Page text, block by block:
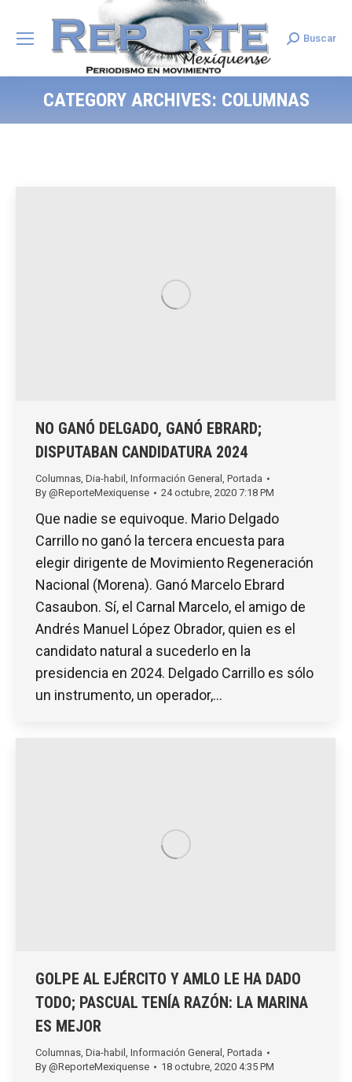
Search:
Buscar
CATEGORY ARCHIVES: COLUMNAS
NO GANÓ DELGADO, GANÓ EBRARD;
DISPUTABAN CANDIDATURA 2024
Columnas Dia-habil Información General Portada
By @ReporteMexiquense 24 octubre, 2020 7:18 PM
Que nadie se equivoque. Mario Delgado
Carrillo no ganó la tercera encuesta para
elegir dirigente de Movimiento Regeneración
Nacional (Morena). Ganó Marcelo Ebrard
Casaubon. Sí, el Carnal Marcelo, el amigo de
Andrés Manuel López Obrador, quien es el
candidato natural a sucederlo en la
presidencia en 2024. Delgado Carrillo es sólo
un instrumento, un operador,…
GOLPE AL EJÉRCITO Y AMLO LE HA DADO
TODO; PASCUAL TENÍA RAZÓN: LA MARINA
ES MEJOR
Columnas, Dia-habil , Información General , Portada
By @ReporteMexiquense 18 octubre, 2020 4:35 PM